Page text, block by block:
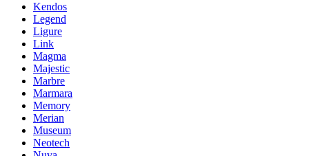
Kendos
Legend
Ligure
Link
Magma
Majestic
Marbre
Marmara
Memory
Merian
Museum
Neotech